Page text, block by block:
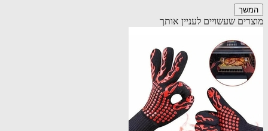
שעשויים לעניין אותך